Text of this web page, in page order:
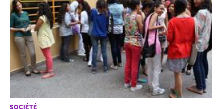
SOCIÉTÉ